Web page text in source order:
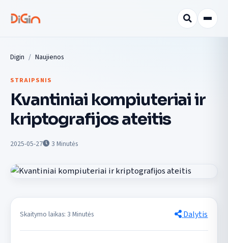
Digin Naujienos
STRAIPSNIS
Kvantiniai kompiuteriai ir
kriptografijos ateitis
2025-05-27 3 Minutės
Skaitymo laikas: 3 Minutės Dalytis